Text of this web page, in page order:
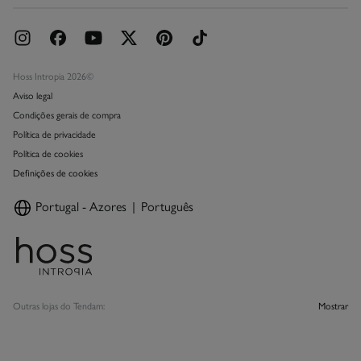
Hoss Intropia 2026©
Aviso legal
Condições gerais de compra
Política de privacidade
Política de cookies
Definições de cookies
Portugal - Azores Português
Outras lojas do Tendam: Mostrar